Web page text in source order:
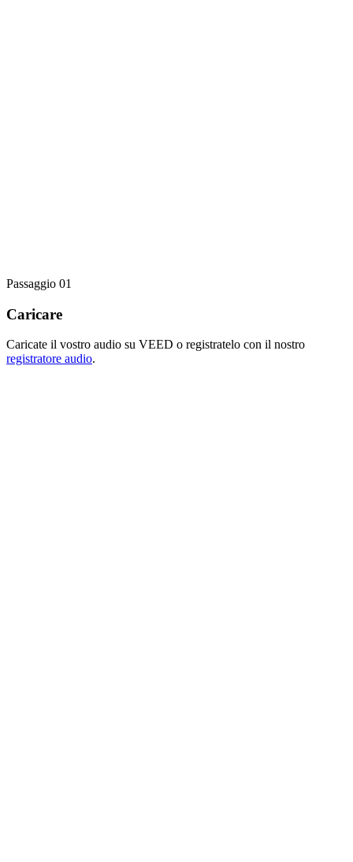
Passaggio 01
Caricare
Caricate il vostro audio su VEED o registratelo con il nostro
registratore audio.